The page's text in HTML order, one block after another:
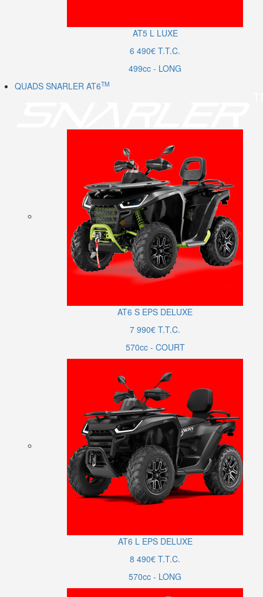
AT5 L LUXE
6 490€ T.T.C.
499cc - LONG
QUADS SNARLER AT6TM
AT6 S EPS DELUXE
7 990€ T.T.C.
570cc - COURT
AT6 L EPS DELUXE
8 490€ T.T.C.
570cc - LONG